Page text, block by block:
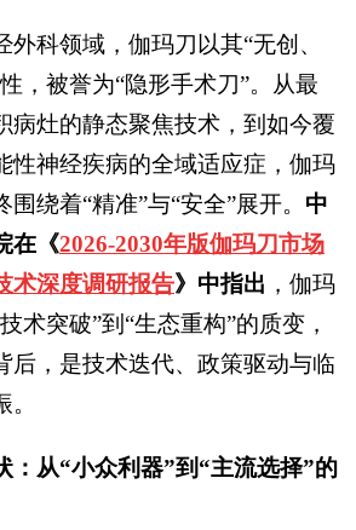
科领域，伽玛刀以其“无创、
，被誉为“隐形手术刀”。从最
病灶的静态聚焦技术，到如今覆
性神经疾病的全域适应症，伽玛
绕着“精准”与“安全”展开。 中
在《2026-2030年版伽玛刀市场
术深度调研报告》中指出 ，伽玛
术突破”到“生态重构”的质变，
后，是技术迭代、政策驱动与临
：从“小众利器”到“主流选择”的